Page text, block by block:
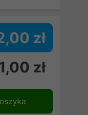
zł
zł